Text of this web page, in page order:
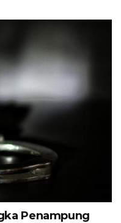
Penampung